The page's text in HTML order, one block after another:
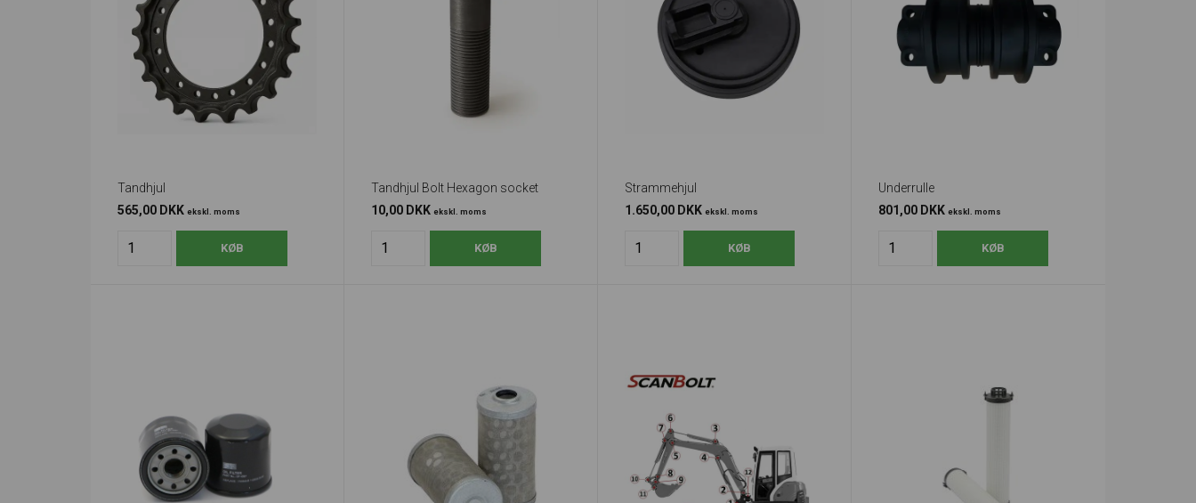
Tandhjul
565,00 DKK ekskl. moms
Tandhjul Bolt Hexagon socket
10,00 DKK ekskl. moms
Strammehjul
1.650,00 DKK ekskl. moms
Underrulle
801,00 DKK ekskl. moms